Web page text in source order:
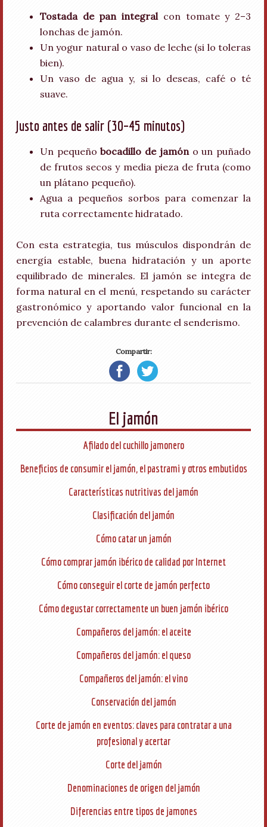
Tostada de pan integral con tomate y 2–3
lonchas de jamón.
Un yogur natural o vaso de leche (si lo toleras
bien).
Un vaso de agua y, si lo deseas, café o té
suave.
Justo antes de salir (30–45 minutos)
Un pequeñobocadillo de jamóno un puñado
de frutos secos y media pieza de fruta (como
un plátano pequeño).
Agua a pequeños sorbos para comenzar la
ruta correctamente hidratado.
Con esta estrategia, tus músculos dispondrán de
energía estable, buena hidratación y un aporte
equilibrado de minerales. El jamón se integra de
forma natural en el menú, respetando su carácter
gastronómico y aportando valor funcional en la
prevención de calambres durante el senderismo.
Compartir:
El jamón
Afilado del cuchillo jamonero
Beneficios de consumir el jamón, el pastrami y otros embutidos
Características nutritivas del jamón
Clasificación del jamón
Cómo catar un jamón
Cómo comprar jamón ibérico de calidad por Internet
Cómo conseguir el corte de jamón perfecto
Cómo degustar correctamente un buen jamón ibérico
Compañeros del jamón: el aceite
Compañeros del jamón: el queso
Compañeros del jamón: el vino
Conservación del jamón
Corte de jamón en eventos: claves para contratar a una
profesional y acertar
Corte del jamón
Denominaciones de origen del jamón
Diferencias entre tipos de jamones